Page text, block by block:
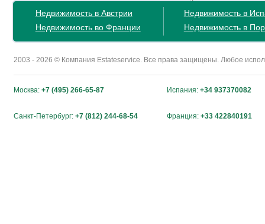
Недвижимость в Австрии
Недвижимость во Франции
Недвижимость в
Недвижимость в
2003 - 2026 © Компания Estateservice. Все права защищены. Любое
Москва: +7 (495) 266-65-87 Испания: +34 937370082
Санкт-Петербург: +7 (812) 244-68-54 Франция: +33 422840191